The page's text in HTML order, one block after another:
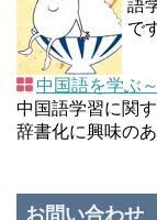
語
で
中国語を学ぶ
中国語学習に関
辞書化に興味のあ
お問い合わせ